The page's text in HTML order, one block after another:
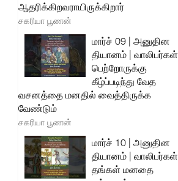
ஆதரிக்கிறவராயிருக்கிறார்
சகரியா பூணன்
மார்ச் 09 | அனுதின
தியானம் | வாலிபர்கள்
பெற்றோருக்கு
கீழ்ப்படிந்து வேத
வசனத்தை மனதில் வைத்திருக்க
வேண்டும்
சகரியா பூணன்
மார்ச் 10 | அனுதின
தியானம் | வாலிபர்கள்
தங்கள் மனதை